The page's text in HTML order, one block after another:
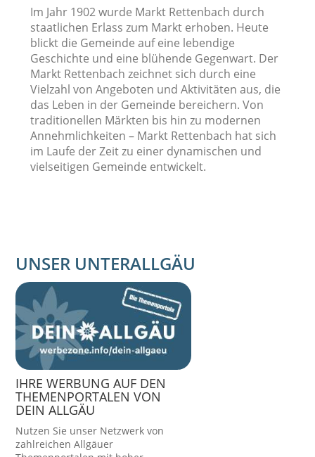
Im Jahr 1902 wurde Markt Rettenbach durch
staatlichen Erlass zum Markt erhoben. Heute
blickt die Gemeinde auf eine lebendige
Geschichte und eine blühende Gegenwart. Der
Markt Rettenbach zeichnet sich durch eine
Vielzahl von Angeboten und Aktivitäten aus, die
das Leben in der Gemeinde bereichern. Von
traditionellen Märkten bis hin zu modernen
Annehmlichkeiten – Markt Rettenbach hat sich
im Laufe der Zeit zu einer dynamischen und
vielseitigen Gemeinde entwickelt.
UNSER UNTERALLGÄU
IHRE WERBUNG AUF DEN
THEMENPORTALEN VON
DEIN ALLGÄU
Nutzen Sie unser Netzwerk von
zahlreichen Allgäuer